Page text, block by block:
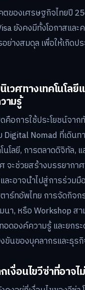
ตของเศรษฐกิจไทยปี
ยังคงมีทั้งโอกาสและ
ย่างสมดุล เพื่อให้เกิดป
เวศทางเทคโนโลยี
ามรู้
อการใช้ประโยชน์จาก
Nomad ที่เดินท
โลยี, การตลาดดิจิทัล,
จะช่วยสร้างบรรยากา
ละอาจนำไปสู่การร่วม
าร์ทอัพไทย การจัดกิจก
า, หรือ Workshop สา
ดองค์ความรู้ และยกร
ขันของบุคลากรและธุรกิ
เงื่อนไขวีซ่าที่อาจ